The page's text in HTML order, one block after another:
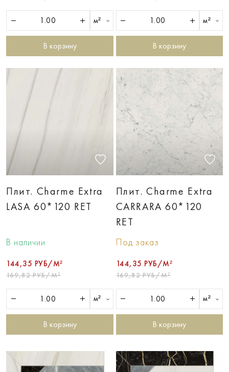
м²
В корзину
м²
В корзину
Плит. Charme Extra
LASA 60*120 RET
В наличии
144,35 РУБ/М²
169,82 РУБ/М²
м²
В корзину
Плит. Charme Extra
CARRARA 60*120
RET
Под заказ
144,35 РУБ/М²
169,82 РУБ/М²
м²
В корзину